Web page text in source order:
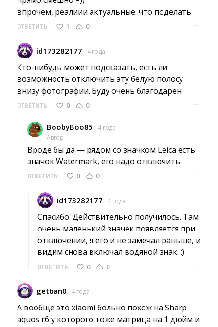
впрочем, реалиии актуальные. что поделать
ОТВЕТИТЬ 1 0 ···
id173282177 4 года
Кто-нибудь может подсказать, есть ли
возможность отключить эту белую полосу
внизу фотографии. Буду очень благодарен.
ОТВЕТИТЬ 0 0 ···
BoobyBoo85
4 года
Автор
Вроде бы да — рядом со значком Leica есть
значок Watermark, его надо отключить
ОТВЕТИТЬ 0 0 ···
id173282177 4 года
Спасибо. Действительно получилось. Там
очень маленький значёк появляется при
отключении, я его и не замечал раньше, и
видим снова включал водяной знак. :)
ОТВЕТИТЬ 0 0 ···
getban0 4 года
А вообще это xiaomi больно похож на Sharp
aquos r6 у которого тоже матрица на 1 дюйм и